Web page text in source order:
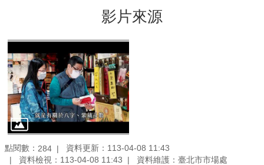
影片來源
點閱數： 284
資料更新：113-04-08 11:43
資料檢視：113-04-08 11:43
資料維護：臺北市市場處